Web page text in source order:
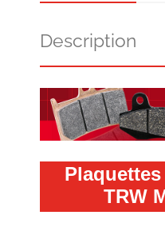
Description
TRW